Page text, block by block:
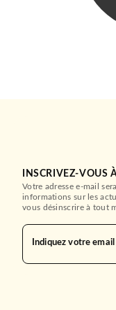
Saka
INSCRIVEZ-VOUS
Votre adresse e-mail
informations sur les
vous désinscrire à tout
Indiquez votre email